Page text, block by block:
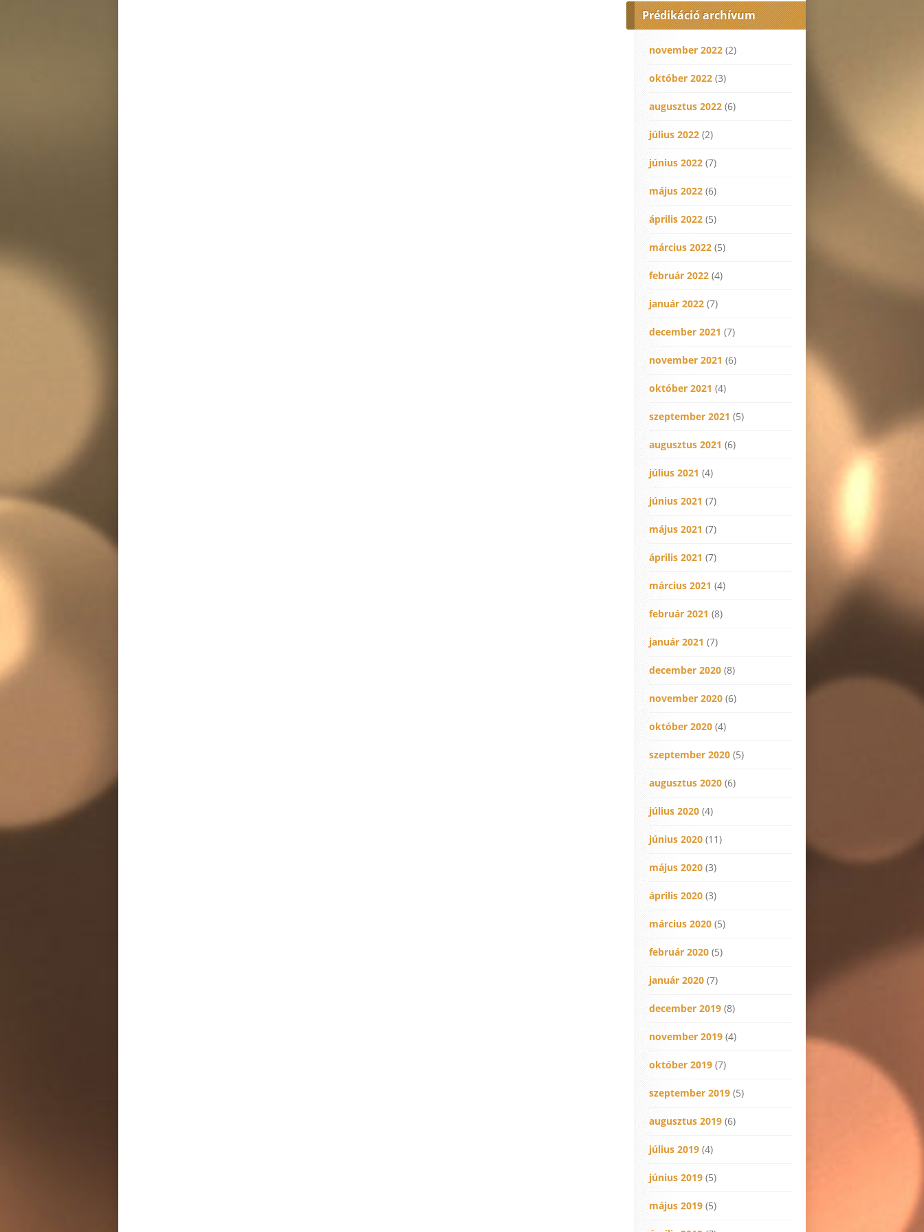
Prédikáció archívum
november 2022 (2)
október 2022 (3)
augusztus 2022 (6)
július 2022 (2)
június 2022 (7)
május 2022 (6)
április 2022 (5)
március 2022 (5)
február 2022 (4)
január 2022 (7)
december 2021 (7)
november 2021 (6)
október 2021 (4)
szeptember 2021 (5)
augusztus 2021 (6)
július 2021 (4)
június 2021 (7)
május 2021 (7)
április 2021 (7)
március 2021 (4)
február 2021 (8)
január 2021 (7)
december 2020 (8)
november 2020 (6)
október 2020 (4)
szeptember 2020 (5)
augusztus 2020 (6)
július 2020 (4)
június 2020 (11)
május 2020 (3)
április 2020 (3)
március 2020 (5)
február 2020 (5)
január 2020 (7)
december 2019 (8)
november 2019 (4)
október 2019 (7)
szeptember 2019 (5)
augusztus 2019 (6)
július 2019 (4)
június 2019 (5)
május 2019 (5)